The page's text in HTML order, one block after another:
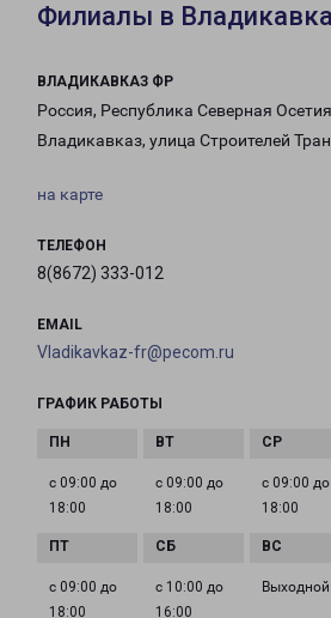
Филиалы в
ВЛАДИКАВКАЗ ФР
Россия, Республика Северная
Владикавказ, улица Строителей
на карте
ТЕЛЕФОН
8(8672) 333-012
EMAIL
Vladikavkaz-fr@pecom.ru
ГРАФИК РАБОТЫ
с 09:00 до
18:00
с 09:00 до
18:00
с 09:00 до
18:00
с 09:00 до
18:00
с 10:00 до
16:00
Выходной